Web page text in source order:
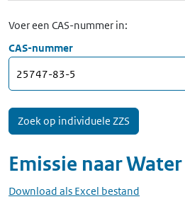
Voer een CAS-nummer in:
CAS-nummer
Emissie naarWater
Download als Excel bestand